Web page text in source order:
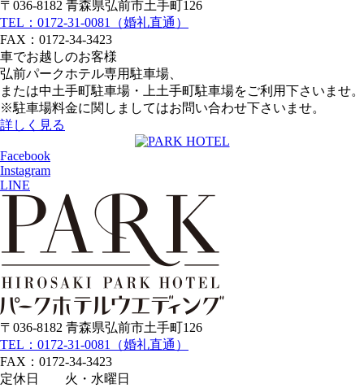
〒036-8182 青森県弘前市土手町126
TEL：0172-31-0081（婚礼直通）
FAX：0172-34-3423
車でお越しのお客様
弘前パークホテル専用駐車場、
または中土手町駐車場・上土手町駐車場をご利用下さいませ。
※駐車場料金に関しましてはお問い合わせ下さいませ。
詳しく見る
Facebook
Instagram
LINE
〒036-8182 青森県弘前市土手町126
TEL：0172-31-0081（婚礼直通）
FAX：0172-34-3423
定休日 火・水曜日